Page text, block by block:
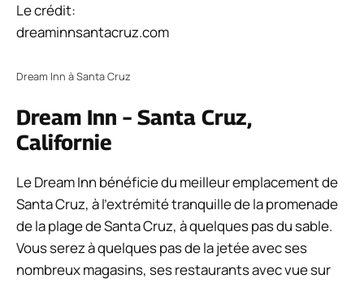
Le crédit:
dreaminnsantacruz.com
Dream Inn à Santa Cruz
Dream Inn – Santa Cruz,
Californie
Le Dream Inn bénéficie du meilleur emplacement de
Santa Cruz, à l’extrémité tranquille de la promenade
de la plage de Santa Cruz, à quelques pas du sable.
Vous serez à quelques pas de la jetée avec ses
nombreux magasins, ses restaurants avec vue sur